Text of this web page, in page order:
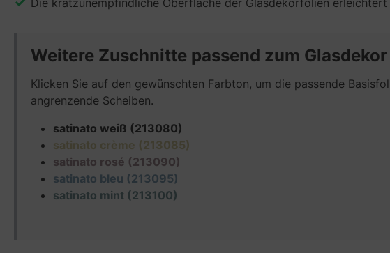
Weitere Zuschnitte passend zum Glasdekor
Klicken Sie auf den gewünschten Farbton, um die passende
angrenzende Scheiben.
satinato weiß (213080)
satinato crème (213085)
satinato rosé (213090)
satinato bleu (213095)
satinato mint (213100)